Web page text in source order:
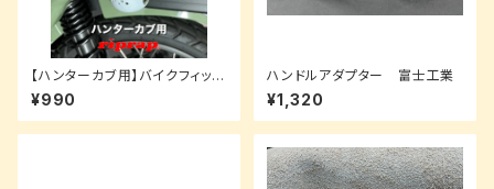
【ハンターカブ用】バイクフィッシ
ュタオル (BikeFish Towel)
¥990
ハンドルアダプター 富士工業
¥1,320